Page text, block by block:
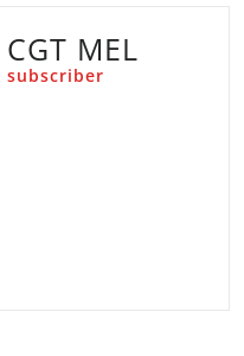
CGT MEL
subscriber